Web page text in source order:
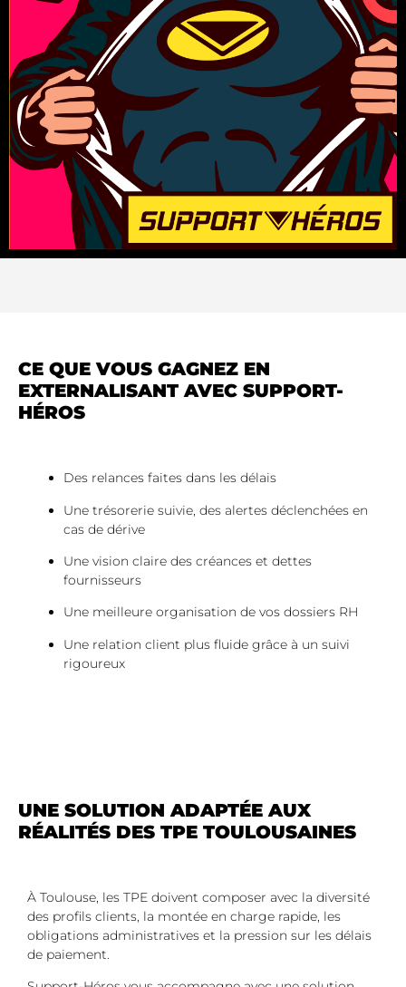
CE QUE VOUS GAGNEZ EN
EXTERNALISANT AVEC SUPPORT-
HÉROS
Des relances faites dans les délais
Une trésorerie suivie, des alertes déclenchées en
cas de dérive
Une vision claire des créances et dettes
fournisseurs
Une meilleure organisation de vos dossiers RH
Une relation client plus fluide grâce à un suivi
rigoureux
UNE SOLUTION ADAPTÉE AUX
RÉALITÉS DES TPE TOULOUSAINES
À Toulouse, les TPE doivent composer avec la diversité
des profils clients, la montée en charge rapide, les
obligations administratives et la pression sur les délais
de paiement.